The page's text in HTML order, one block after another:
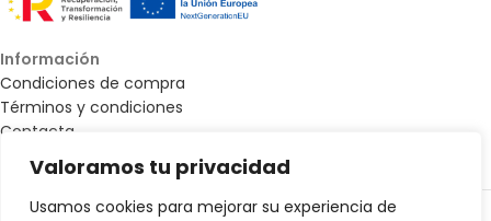
Valoramos tu privacidad
Usamos cookies para mejorar su experiencia de
Información
Condiciones de compra
Términos y condiciones
Contacta
Mapa web - Accesibilidad
Todos los derechos © 2025 Cocoliso Shop |Diseño Web de La